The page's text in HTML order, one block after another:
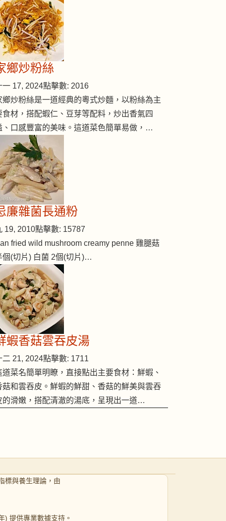
鄉炒粉絲
一 17, 2024點擊數: 2016
鄉炒粉絲是一道經典的粵式炒麵，以粉絲為主
食材，搭配蝦仁、豆芽等配料，炒出香氣四
、口感豐富的美味。這道菜色簡單易做，…
廉雜菌長通粉
19, 2010點擊數: 15787
fried wild mushroom creamy penne 雞腿菇
個(切片) 白菌 2個(切片)…
蝦香菇雲吞皮湯
二 21, 2024點擊數: 1711
道菜名簡單明瞭，直接點出主要食材：鮮蝦、
菇和雲吞皮。鮮蝦的鮮甜、香菇的鮮美與雲吞
的滑嫩，搭配清澈的湯底，呈現出一道…
標與養生理論，由
) 提供專業數據支持。